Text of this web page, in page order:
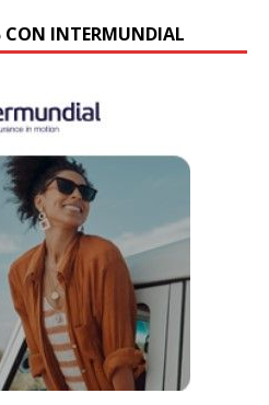
CON INTERMUNDIAL